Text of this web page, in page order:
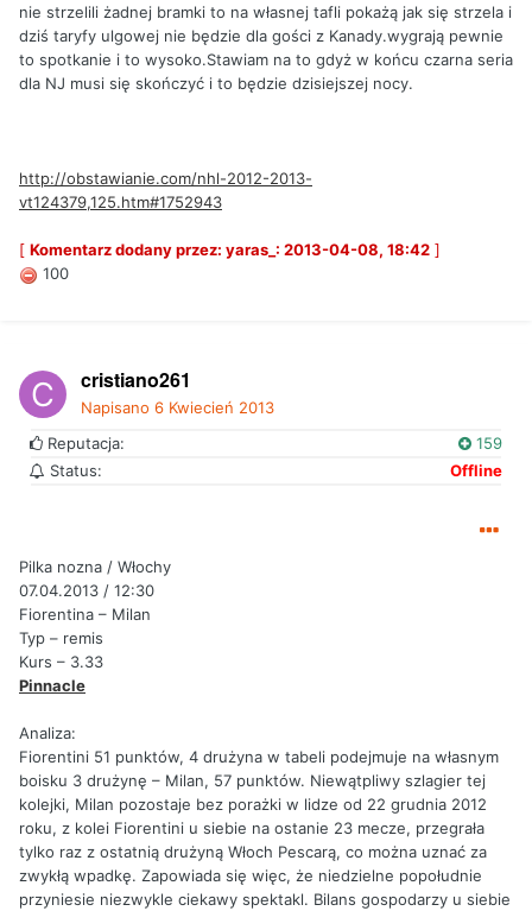
nie strzelili żadnej bramki to na własnej tafli pokażą jak się strzela i
dziś taryfy ulgowej nie będzie dla gości z Kanady.wygrają pewnie
to spotkanie i to wysoko.Stawiam na to gdyż w końcu czarna seria
dla NJ musi się skończyć i to będzie dzisiejszej nocy.
http://obstawianie.com/nhl-2012-2013-
vt124379,125.htm#1752943
[ Komentarz dodany przez: yaras_: 2013-04-08, 18:42 ]
100
cristiano261
Napisano 6 Kwiecień 2013
Reputacja:
159
Status:
Offline
Pilka nozna / Włochy
07.04.2013 / 12:30
Fiorentina – Milan
Typ – remis
Kurs – 3.33
Pinnacle
Analiza:
Fiorentini 51 punktów, 4 drużyna w tabeli podejmuje na własnym
boisku 3 drużynę – Milan, 57 punktów. Niewątpliwy szlagier tej
kolejki, Milan pozostaje bez porażki w lidze od 22 grudnia 2012
roku, z kolei Fiorentini u siebie na ostanie 23 mecze, przegrała
tylko raz z ostatnią drużyną Włoch Pescarą, co można uznać za
zwykłą wpadkę. Zapowiada się więc, że niedzielne popołudnie
przyniesie niezwykle ciekawy spektakl. Bilans gospodarzy u siebie